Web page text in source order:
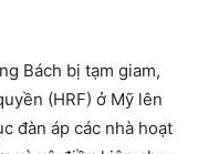
Bách bị tạm giam,
(HRF) ở Mỹ lên
đàn áp các nhà hoạt